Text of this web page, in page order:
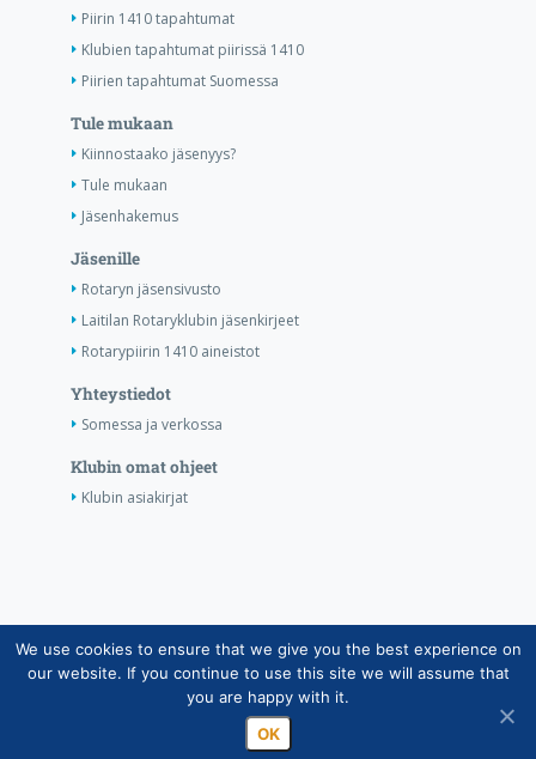
Piirin 1410 tapahtumat
Klubien tapahtumat piirissä 1410
Piirien tapahtumat Suomessa
Tule mukaan
Kiinnostaako jäsenyys?
Tule mukaan
Jäsenhakemus
Jäsenille
Rotaryn jäsensivusto
Laitilan Rotaryklubin jäsenkirjeet
Rotarypiirin 1410 aineistot
Yhteystiedot
Somessa ja verkossa
Klubin omat ohjeet
Klubin asiakirjat
Copyright © Suomen Rotarypalvelu ry 2026 |
Jäsentietojärjestelmän tietosuojaseloste| Henkilötietojen
käsittely Rotarytoiminnassa
We use cookies to ensure that we give you the best experience on
our website. If you continue to use this site we will assume that
you are happy with it.
OK